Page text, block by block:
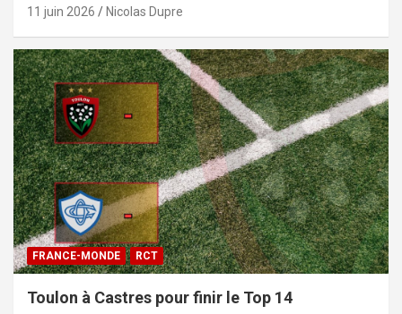
11 juin 2026 Nicolas Dupre
FRANCE-MONDE RCT
Toulon à Castres pour finir le Top 14